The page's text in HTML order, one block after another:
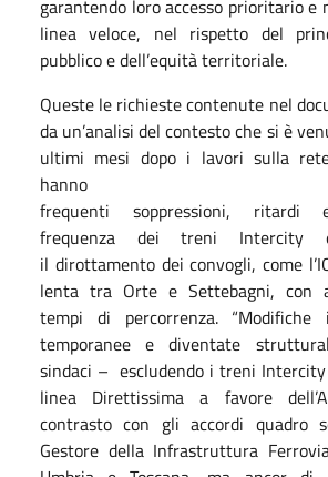
garantendo loro accesso prioritario e
linea veloce, nel rispetto del
pubblico e dell’equità territoriale.
Queste le richieste contenute nel
da un’analisi del contesto che si è
ultimi mesi dopo i lavori sulla
hanno
frequenti soppressioni,
frequenza dei treni Intercity
il dirottamento dei convogli, come
lenta tra Orte e Settebagni, con
tempi di percorrenza. “Modifiche
temporanee e diventate
sindaci – escludendo i treni
linea Direttissima a favore
contrasto con gli accordi quadro
Gestore della Infrastruttura